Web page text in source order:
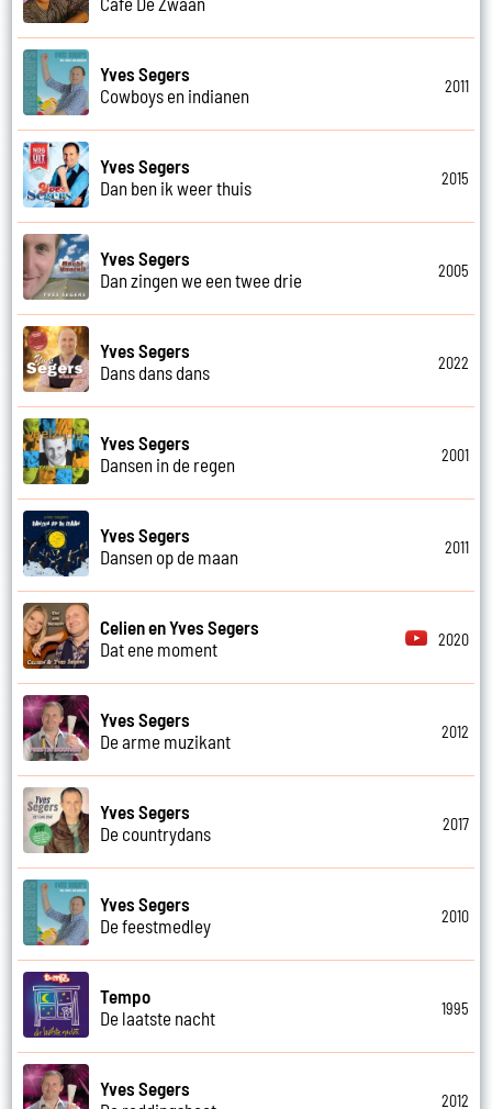
Yves Segers
Cowboys en indianen
2011
Yves Segers
Dan ben ik weer thuis
2015
Yves Segers
Dan zingen we een twee drie
2005
Yves Segers
Dans dans dans
2022
Yves Segers
Dansen in de regen
2001
Yves Segers
Dansen op de maan
2011
Celien en Yves Segers
Dat ene moment
2020
Yves Segers
De arme muzikant
2012
Yves Segers
De countrydans
2017
Yves Segers
De feestmedley
2010
Tempo
De laatste nacht
1995
Yves Segers
2012